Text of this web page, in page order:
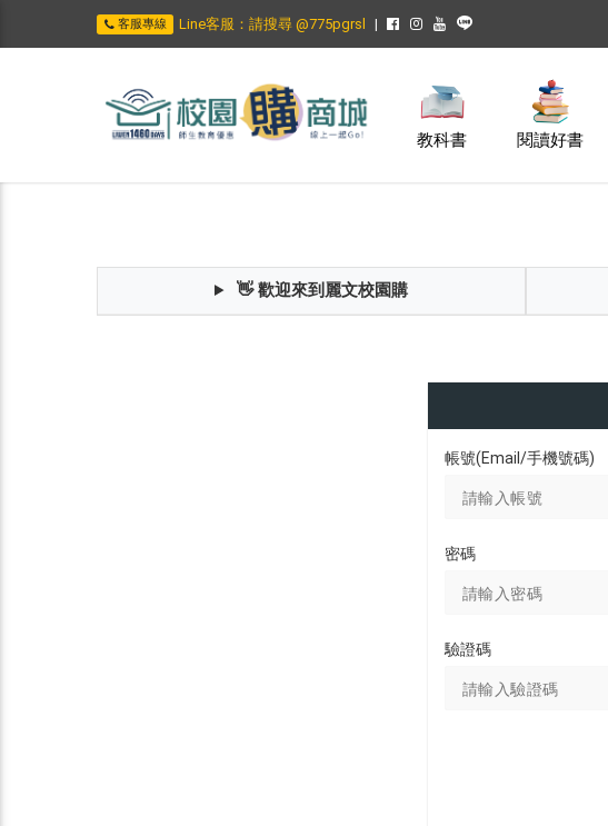
客服專線 Line客服：請搜尋 @775pgrsl
教科書 閱讀好書
👋 歡迎來到麗文校園購
帳號(Email/手機號碼)
密碼
驗證碼